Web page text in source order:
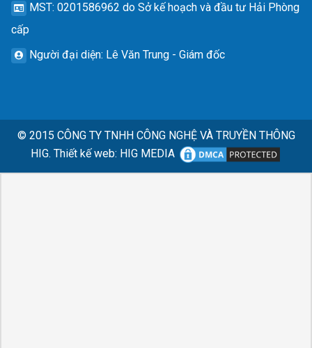
MST: 0201586962 do Sở kế hoạch và đầu tư Hải Phòng
cấp
Người đại diện: Lê Văn Trung - Giám đốc
© 2015 CÔNG TY TNHH CÔNG NGHỆ VÀ TRUYỀN THÔNG
HIG. Thiết kế web: HIG MEDIA